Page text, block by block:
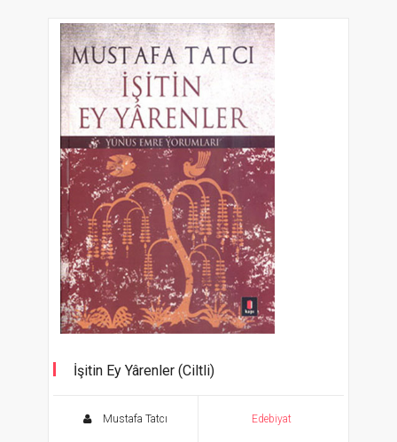
İşitin Ey Yârenler (Ciltli)
Mustafa Tatcı Edebiyat